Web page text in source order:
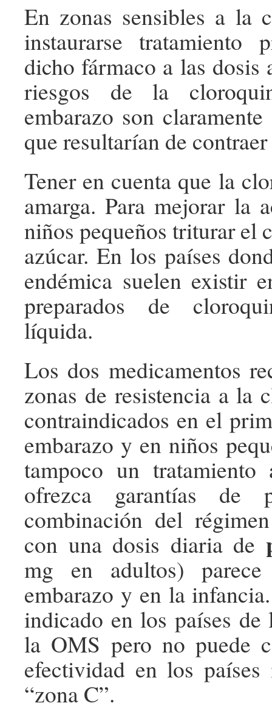
En zonas sensibles a la
instaurarse tratamiento
dicho fármaco a las dosis
riesgos de la
embarazo son
que resultarían de
Tener en cuenta que la
amarga. Para mejorar la
niños pequeños triturar el
azúcar. En los países
endémica suelen existir
preparados de
líquida.
Los dos medicamentos
zonas de resistencia a la
contraindicados en el
embarazo y en niños
tampoco un tratamiento
ofrezca garantías de
combinación del
con una dosis diaria de
mg en adultos)
embarazo y en la
indicado en los países
la OMS pero no puede
efectividad en los
“zona C”.